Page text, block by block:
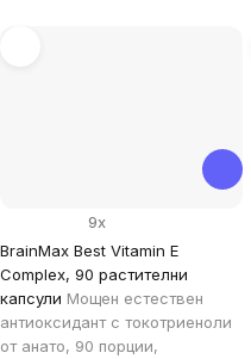
BrainMax Best Vitamin E
Complex, 90 растителни
капсули Мощен естествен
антиоксидант с токотриеноли
от анато, 90 порции,
9x